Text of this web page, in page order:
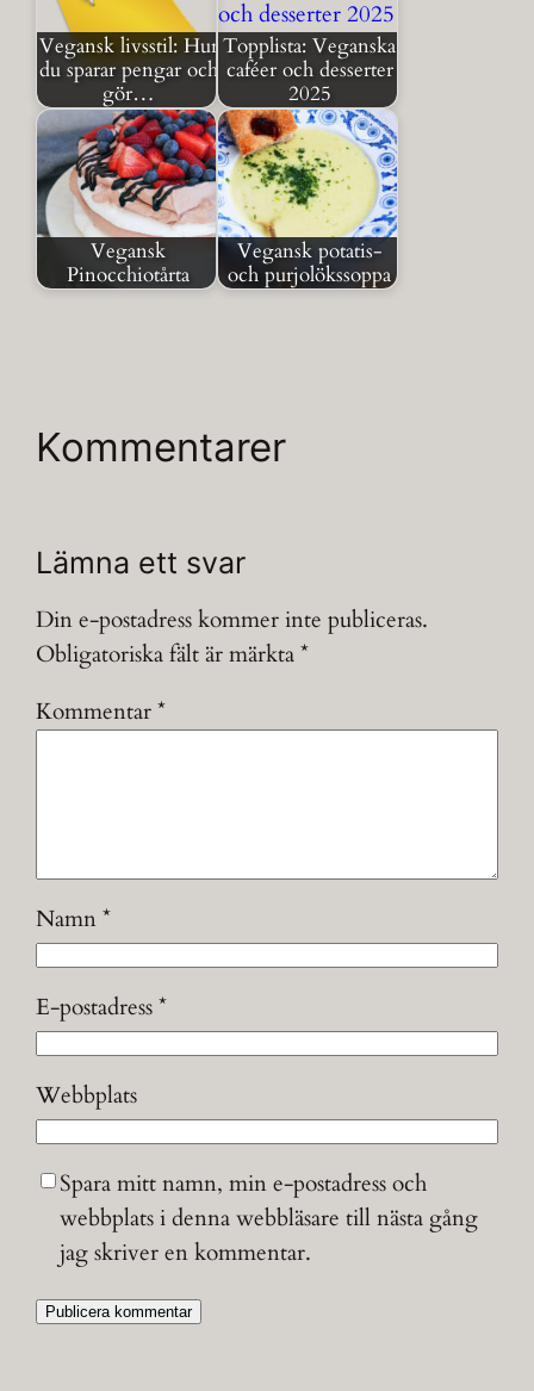
Vegansk livsstil: Hur
du sparar pengar och
gör…
Topplista: Veganska
caféer och desserter
2025
Vegansk
Pinocchiotårta
Vegansk potatis-
och purjolökssoppa
Kommentarer
Lämna ett svar
Din e-postadress kommer inte publiceras.
Obligatoriska fält är märkta*
Kommentar*
Namn*
E-postadress*
Webbplats
Spara mitt namn, min e-postadress och
webbplats i denna webbläsare till nästa gång
jag skriver en kommentar.